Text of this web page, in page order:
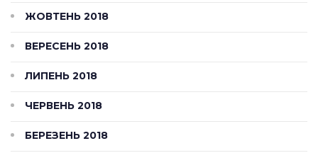
ЖОВТЕНЬ 2018
ВЕРЕСЕНЬ 2018
ЛИПЕНЬ 2018
ЧЕРВЕНЬ 2018
БЕРЕЗЕНЬ 2018